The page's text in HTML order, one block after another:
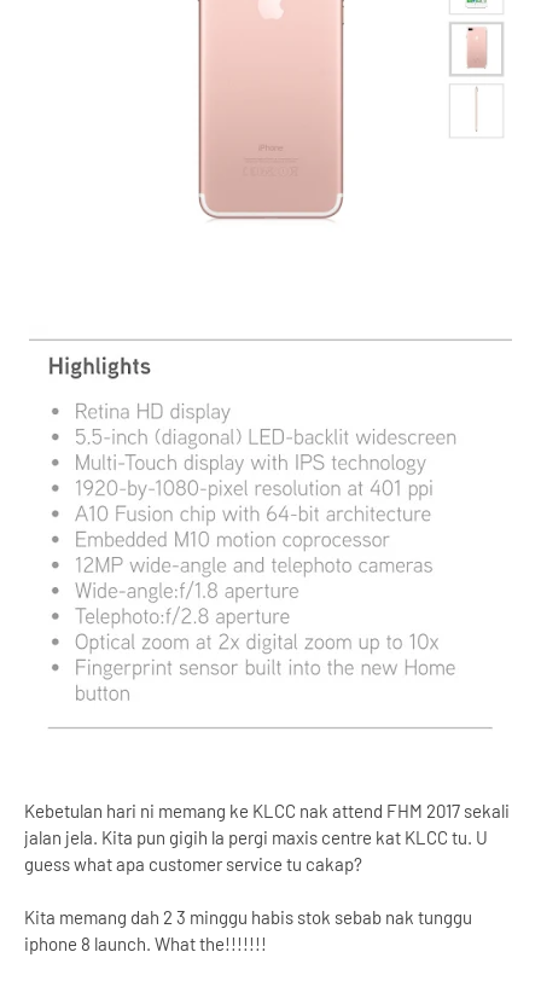
Kebetulan hari ni memang ke KLCC nak attend FHM 2017 sekali
jalan jela. Kita pun gigih la pergi maxis centre kat KLCC tu. U
guess what apa customer service tu cakap?
Kita memang dah 2 3 minggu habis stok sebab nak tunggu
iphone 8 launch. What the!!!!!!!